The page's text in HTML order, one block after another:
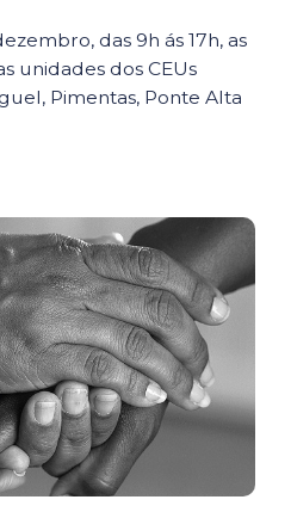
das 9h ás 17h, as
unidades dos CEUs
Pimentas, Ponte Alta